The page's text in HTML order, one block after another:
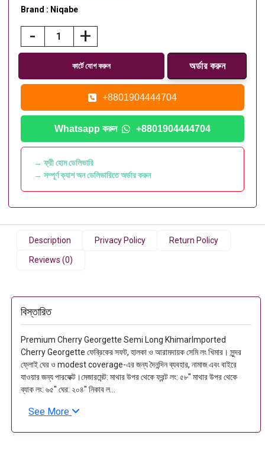
Brand : Niqabe
- +
কার্টে যোগ করুন
+8801904444704
Whatsapp করুন +8801904444704
→ ফ্রী হোম ডেলিভারি
→ সম্পূর্ণ ক্যাশ অন ডেলিভারিতে অর্ডার করুন
Description Privacy Policy Return Policy
Reviews (0)
বিস্তারিত
Premium Cherry Georgette Semi Long KhimarImported
Cherry Georgette ফেব্রিকের সফট, হালকা ও আরামদায়ক সেমি লং খিমার। সুন্দর
ফ্লোই ঘের ও modest coverage-এর জন্য দৈনন্দিন ব্যবহার, নামাজ এবং বাইরে
যাওয়ার জন্য পারফেক্ট।মেজারমেন্ট: মাথার উপর থেকে ফ্রন্ট লং: ৫৮" মাথার উপর থেকে
ব্যাক লং: ৬৫" ঘের: ২০৪" নিকাব ল...
See More